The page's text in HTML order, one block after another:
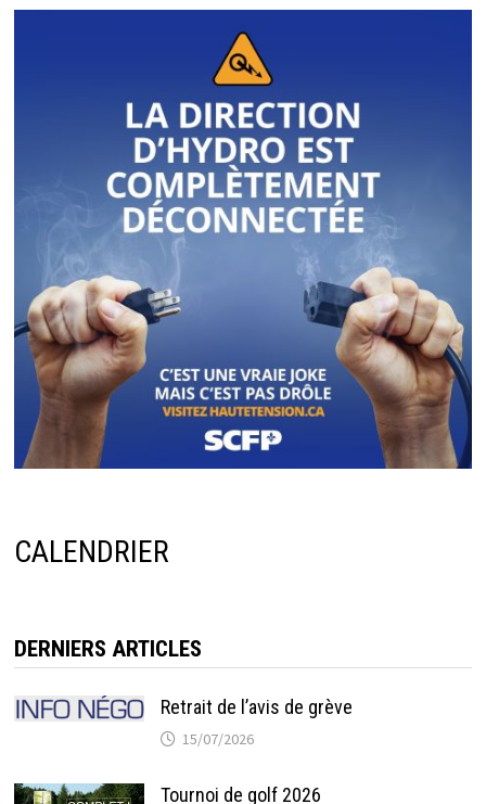
CALENDRIER
DERNIERS ARTICLES
Retrait de l’avis de grève
15/07/2026
Tournoi de golf 2026